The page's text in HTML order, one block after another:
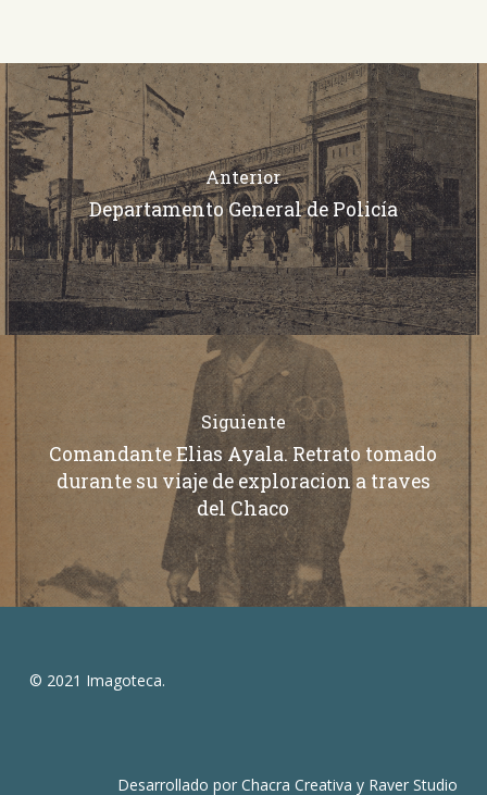
Anterior
Departamento General de Policía
Siguiente
Comandante Elias Ayala. Retrato tomado
durante su viaje de exploracion a traves
del Chaco
© 2021 Imagoteca.
Desarrollado porChacra Creativa y Raver Studio